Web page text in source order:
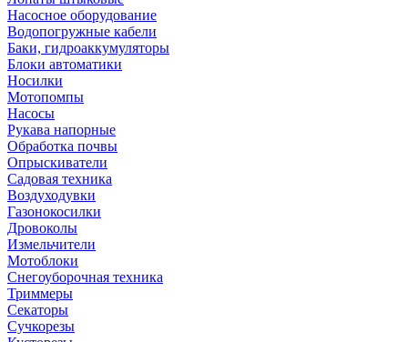
Насосное оборудование
Водопогружные кабели
Баки, гидроаккумуляторы
Блоки автоматики
Носилки
Мотопомпы
Насосы
Рукава напорные
Обработка почвы
Опрыскиватели
Садовая техника
Воздуходувки
Газонокосилки
Дровоколы
Измельчители
Мотоблоки
Снегоуборочная техника
Триммеры
Секаторы
Сучкорезы